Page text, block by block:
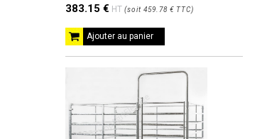
383.15 € HT (soit 459.78 € TTC)
Ajouter au panier